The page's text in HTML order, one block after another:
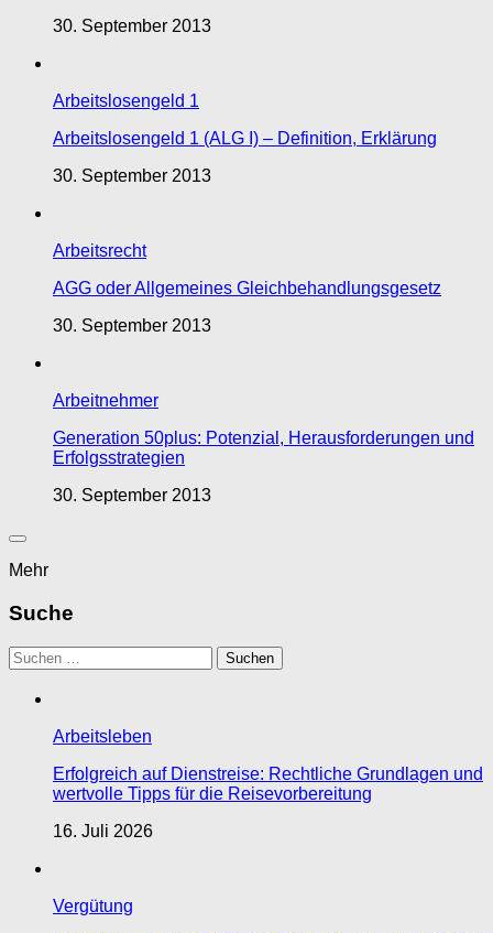
30. September 2013
Arbeitslosengeld 1
Arbeitslosengeld 1 (ALG I) – Definition, Erklärung
30. September 2013
Arbeitsrecht
AGG oder Allgemeines Gleichbehandlungsgesetz
30. September 2013
Arbeitnehmer
Generation 50plus: Potenzial, Herausforderungen und
Erfolgsstrategien
30. September 2013
Mehr
Suche
Suchen
nach:
Arbeitsleben
Erfolgreich auf Dienstreise: Rechtliche Grundlagen und
wertvolle Tipps für die Reisevorbereitung
16. Juli 2026
Vergütung